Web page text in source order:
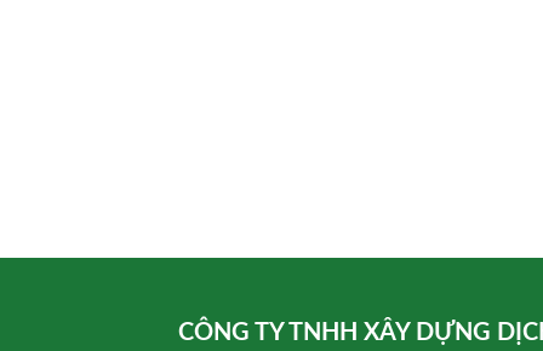
CÔNG TY TNHH XÂY DỰNG